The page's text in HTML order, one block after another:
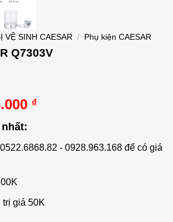
VỆ SINH CAESAR / Phụ kiện CAESAR
Q7303V
₫.
₫Giá
là:
- 0928.963.168 để có giá
trị giá 50K